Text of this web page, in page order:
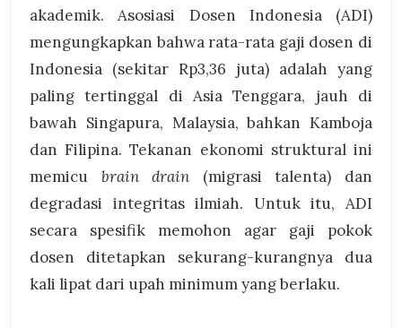
akademik. Asosiasi Dosen Indonesia (ADI)
mengungkapkan bahwa rata-rata gaji dosen di
Indonesia (sekitar Rp3,36 juta) adalah yang
paling tertinggal di Asia Tenggara, jauh di
bawah Singapura, Malaysia, bahkan Kamboja
dan Filipina. Tekanan ekonomi struktural ini
memicu brain drain (migrasi talenta) dan
degradasi integritas ilmiah. Untuk itu, ADI
secara spesifik memohon agar gaji pokok
dosen ditetapkan sekurang-kurangnya dua
kali lipat dari upah minimum yang berlaku.